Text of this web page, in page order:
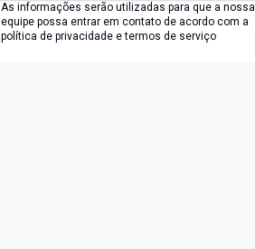
As informações serão utilizadas para que a nossa
equipe possa entrar em contato de acordo com a
política de privacidade e termos de serviço